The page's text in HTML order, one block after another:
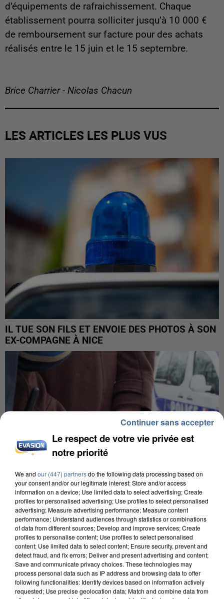
d’équipements de rafraichissement. Chaque
établissement pourra solliciter jusqu’à 10 000 €
de remboursement sur facture pour des achats
réalisés entre le 15 juin et le 15 septembre.
Brice Charrier - Nicolas Chacun
LES ARTICLES LES PLUS VUS
IL TUE SON FILS ET ENVOIE DES PHOTOS À SON
EX-COMPAGNE À NICE
L’UN DES FONDATEURS SUPPOSÉS DE LA DZ
MAFIA INTERPELLÉ EN ALGÉRIE
Le respect de votre vie privée est
notre priorité
We and our (447) partnersdo the following data processing based on
your consent and/or our legitimate interest: Store and/or access
information on a device; Use limited data to select advertising; Create
profiles for personalised advertising; Use profiles to select personalised
advertising; Measure advertising performance; Measure content
performance; Understand audiences through statistics or combinations
of data from different sources; Develop and improve services; Create
profiles to personalise content; Use profiles to select personalised
content; Use limited data to select content; Ensure security, prevent and
detect fraud, and fix errors; Deliver and present advertising and content;
Save and communicate privacy choices. These technologies may
process personal data such as IP address and browsing data to offer
following functionalities: Identify devices based on information actively
requested; Use precise geolocation data; Match and combine data from
Continuer sans accepter